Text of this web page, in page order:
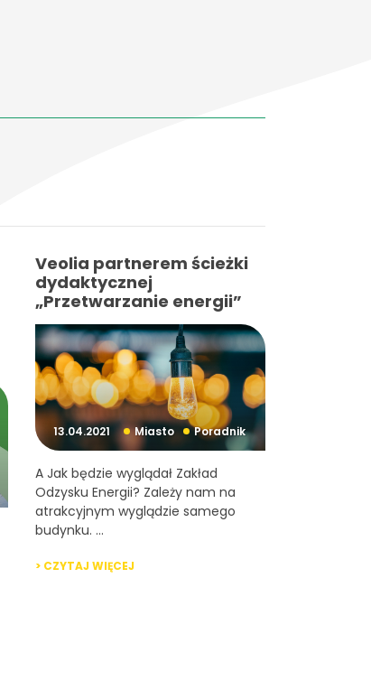
Veolia partnerem ścieżki
dydaktycznej
„Przetwarzanie energii”
13.04.2021 Miasto Poradnik
A Jak będzie wyglądał Zakład
Odzysku Energii? Zależy nam na
atrakcyjnym wyglądzie samego
budynku. ...
> CZYTAJ WIĘCEJ